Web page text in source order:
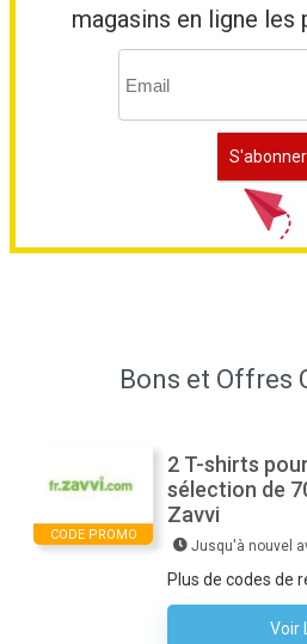
magasins en ligne les
Bons et Offres
CODE PROMO
2 T-shirts
sélection de
Zavvi
Jusqu'à nouvel
Plus de codes de
Voir
Aucun